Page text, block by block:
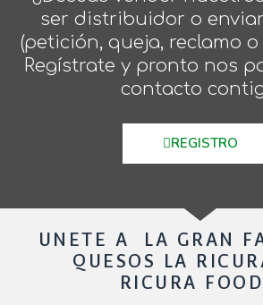
ser distribuidor o enviar
(petición, queja, reclamo
Regístrate y pronto nos
contacto
REGISTRO
UNETE A LA GRAN
QUESOS LA
RICURA